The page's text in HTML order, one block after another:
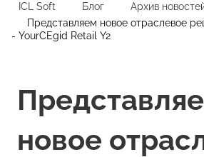
ICL Soft Блог
Архив
Представляем новое отраслевое
- YourCEgid Retail Y2
новое